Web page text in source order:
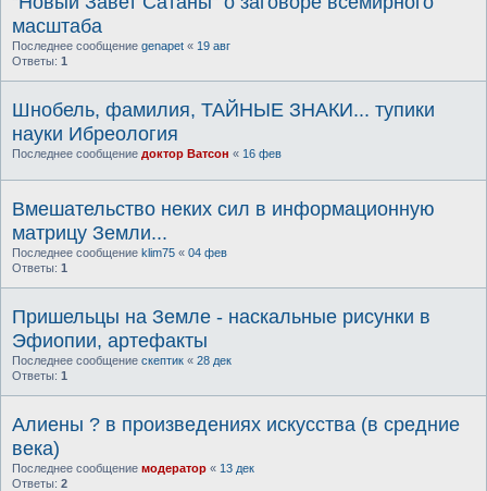
масштаба
Последнее сообщение genapet « 19 авг
Ответы: 1
Шнобель, фамилия, ТАЙНЫЕ ЗНАКИ... тупики
науки Ибреология
Последнее сообщение доктор Ватсон « 16 фев
Вмешательство неких сил в информационную
матрицу Земли...
Последнее сообщение klim75 « 04 фев
Ответы: 1
Пришельцы на Земле - наскальные рисунки в
Эфиопии, артефакты
Последнее сообщение скептик « 28 дек
Ответы: 1
Алиены ? в произведениях искусства (в средние
века)
Последнее сообщение модератор « 13 дек
Ответы: 2